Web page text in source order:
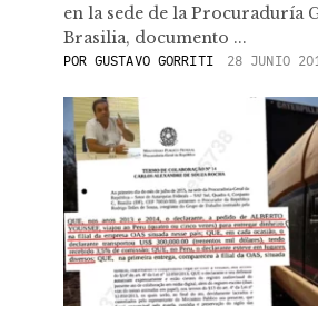
en la sede de la Procuraduría
Brasilia, documento ...
POR GUSTAVO GORRITI 28 JUNIO